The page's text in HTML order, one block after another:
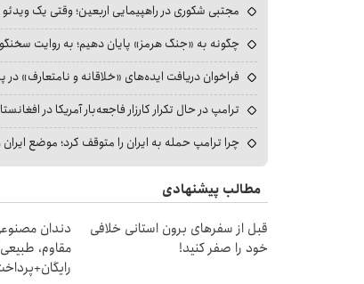
مجتبی شکوری در راهپیمایی اربعین؛ وقتی یک
چگونه به «جنگ هرمز» پایان دهیم؛ به روایت
فراخوان دریافت ایده‌های «خلاقانه و نامتعارف» در
ترامپ در حال تکرار کارزار فاجعه‌بار آمریکا در
چرا ترامپ حمله به ایران را متوقف کرد؛ موضع
مطالب پیشنهادی
قبل از سفرهای برون استانی خلافی
خود را صفر کنید!
دندان
مقاوم،